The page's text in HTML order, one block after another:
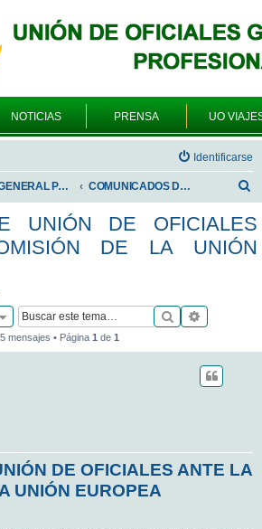
NOTICIAS PRENSA UO
Identificarse
FORO GENERAL PARA TODOS LOS USUARIOS COMUNICADOS DE LA UNIÓN DE OFICIALES
s
c
UNIÓN DE OFICIALES
DE LA UNIÓN
Buscar
5 mensajes • Página 1 de 1
DE OFICIALES ANTE LA
UNIÓN EUROPEA